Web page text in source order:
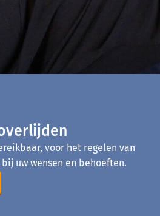
voor het regelen van
uw wensen en behoeften.